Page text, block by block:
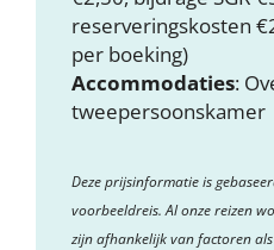
reserveringskosten
per boeking)
Accommodaties:
tweepersoonskamer
Deze prijsinformatie is
voorbeeldreis. Al onze reizen
zijn afhankelijk van factoren